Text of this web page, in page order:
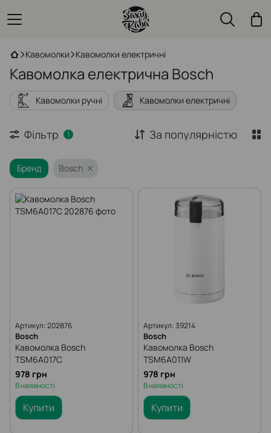
Кавомолки Кавомолки електричні
Кавомолка електрична Bosch
Кавомолки ручні Кавомолки електричні
Фільтр 1 За популярністю
Бренд Bosch
Артикул: 202876
Bosch
Кавомолка Bosch
TSM6A017C
978 грн
В наявності
Купити
Артикул: 39214
Bosch
Кавомолка Bosch
TSM6A011W
978 грн
В наявності
Купити